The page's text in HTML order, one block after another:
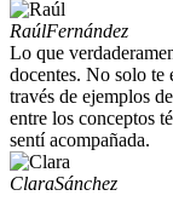
RaúlFernández
Lo que
docentes. No solo te
través de ejemplos
entre los conceptos
sentí acompañada.
ClaraSánchez